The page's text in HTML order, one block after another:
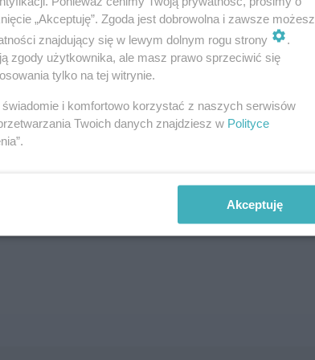
SZUKAJ
lub nie jest jeszcze aktywne!
„Akceptuję”. Zgoda jest dobrowolna i zawsze możesz
znajdujący się w lewym dolnym rogu strony
zgody użytkownika, ale masz prawo sprzeciwić się
tylko na tej witrynie.
i komfortowo korzystać z naszych serwisów
Twoich danych znajdziesz w Polityce
Akceptuję